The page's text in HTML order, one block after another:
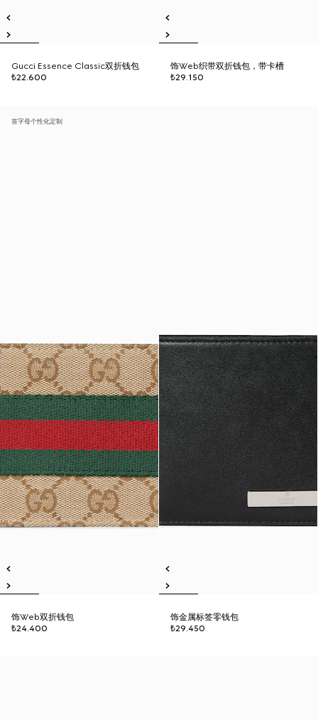
Gucci Essence Classic双折钱包
₺22.600
饰Web织带双折钱包，带卡槽
₺29.150
首字母个性化定制
饰Web双折钱包
₺24.400
饰金属标签零钱包
₺29.450